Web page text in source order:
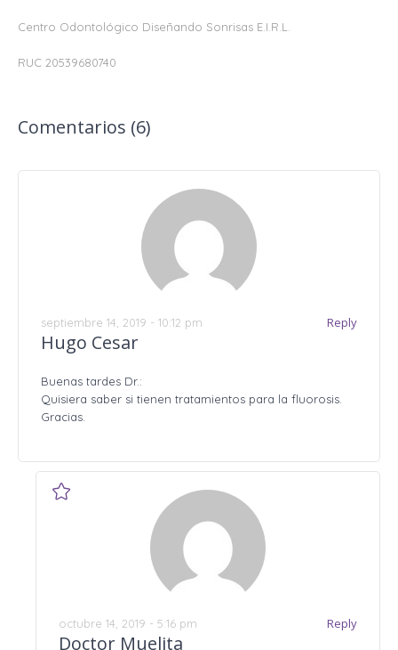
Centro Odontológico Diseñando Sonrisas E.I.R.L.
RUC 20539680740
Comentarios (6)
Reply
septiembre 14, 2019 - 10:12 pm
Hugo Cesar
Buenas tardes Dr.:
Quisiera saber si tienen tratamientos para la fluorosis.
Gracias.
Reply
octubre 14, 2019 - 5:16 pm
Doctor Muelita